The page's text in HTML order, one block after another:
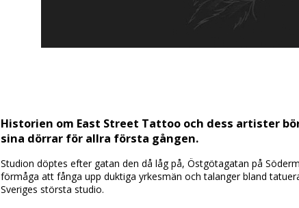
Historien om East Street Tattoo och dess artister
sina dörrar för allra första gången.
Studion döptes efter gatan den då låg på, Östgötagatan på
förmåga att fånga upp duktiga yrkesmän och talanger bland
Sveriges största studio.